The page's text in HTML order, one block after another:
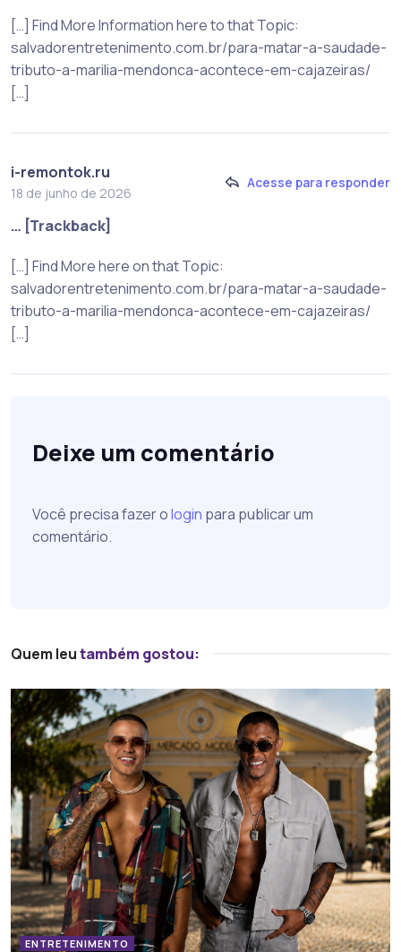
[…] Find More Information here to that Topic:
salvadorentretenimento.com.br/para-matar-a-saudade-
tributo-a-marilia-mendonca-acontece-em-cajazeiras/
[…]
i-remontok.ru
18 de junho de 2026
Acesse para responder
… [Trackback]
[…] Find More here on that Topic:
salvadorentretenimento.com.br/para-matar-a-saudade-
tributo-a-marilia-mendonca-acontece-em-cajazeiras/
[…]
Deixe um comentário
Você precisa fazer ologin para publicar um
comentário.
Quem leutambém gostou:
ENTRETENIMENTO